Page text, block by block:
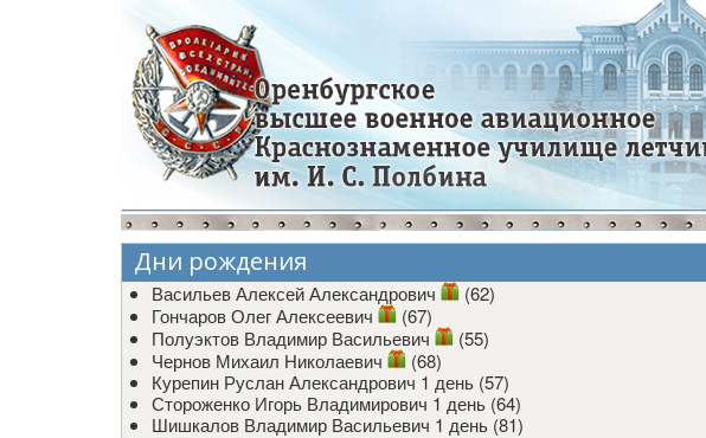
Дни рождения
Васильев Алексей Александрович
(62)
Гончаров Олег Алексеевич
(67)
Полуэктов Владимир Васильевич
(55)
Чернов Михаил Николаевич
(68)
Курепин Руслан Александрович 1 день (57)
Стороженко Игорь Владимирович 1 день (64)
Шишкалов Владимир Васильевич 1 день (81)